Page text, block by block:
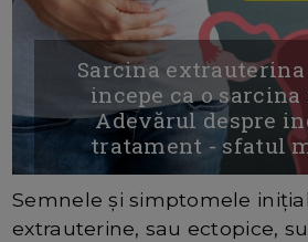
Sarcina extrauterina
incepe ca o
Adevărul despre
tratament - sfatul
Semnele și simptomele
extrauterine, sau ectopice,